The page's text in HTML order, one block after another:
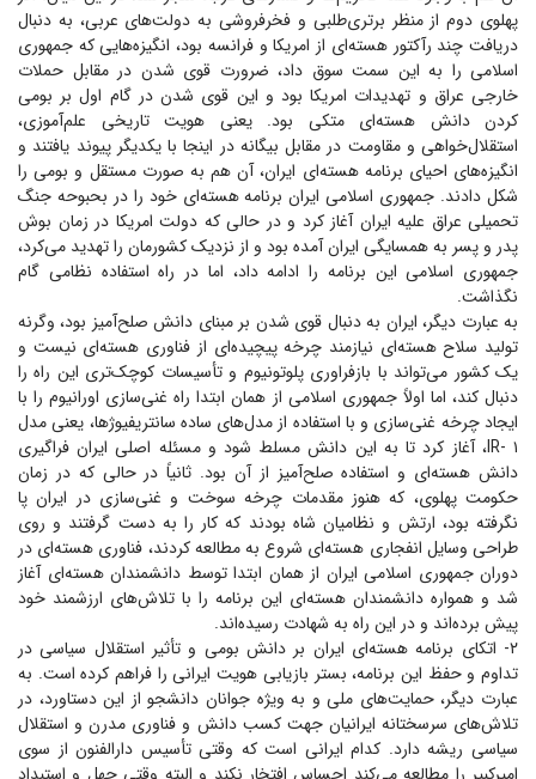
پهلوی دوم از منظر برتری‌طلبی و فخرفروشی به دولت‌های عربی، به دنبال
دریافت چند رآکتور هسته‌ای از امریکا و فرانسه بود، انگیزه‌هایی که جمهوری
اسلامی را به این سمت سوق داد، ضرورت قوی شدن در مقابل حملات
خارجی عراق و تهدیدات امریکا بود و این قوی شدن در گام اول بر بومی
کردن دانش هسته‌ای متکی بود. یعنی هویت تاریخی علم‌آموزی،
استقلال‌خواهی و مقاومت در مقابل بیگانه در اینجا با یکدیگر پیوند یافتند و
انگیزه‌های احیای برنامه هسته‌ای ایران، آن هم به صورت مستقل و بومی را
شکل دادند. جمهوری اسلامی ایران برنامه هسته‌ای خود را در بحبوحه جنگ
تحمیلی عراق علیه ایران آغاز کرد و در حالی که دولت امریکا در زمان بوش
پدر و پسر به همسایگی ایران آمده بود و از نزدیک کشورمان را تهدید می‌کرد،
جمهوری اسلامی این برنامه را ادامه داد، اما در راه استفاده نظامی گام
نگذاشت.
به عبارت دیگر، ایران به دنبال قوی شدن بر مبنای دانش صلح‌آمیز بود، وگرنه
تولید سلاح هسته‌ای نیازمند چرخه پیچیده‌ای از فناوری هسته‌ای نیست و
یک کشور می‌تواند با بازفراوری پلوتونیوم و تأسیسات کوچک‌تری این راه را
دنبال کند، اما اولاً جمهوری اسلامی از همان ابتدا راه غنی‌سازی اورانیوم را با
ایجاد چرخه غنی‌سازی و با استفاده از مدل‌های ساده سانتریفیوژها، یعنی مدل
IR- ۱، آغاز کرد تا به این دانش مسلط شود و مسئله اصلی ایران فراگیری
دانش هسته‌ای و استفاده صلح‌آمیز از آن بود. ثانیاً در حالی که در زمان
حکومت پهلوی، که هنوز مقدمات چرخه سوخت و غنی‌سازی در ایران پا
نگرفته بود، ارتش و نظامیان شاه بودند که کار را به دست گرفتند و روی
طراحی وسایل انفجاری هسته‌ای شروع به مطالعه کردند، فناوری هسته‌ای در
دوران جمهوری اسلامی ایران از همان ابتدا توسط دانشمندان هسته‌ای آغاز
شد و همواره دانشمندان هسته‌ای این برنامه را با تلاش‌های ارزشمند خود
پیش برده‌اند و در این راه به شهادت رسیده‌اند.
۲- اتکای برنامه هسته‌ای ایران بر دانش بومی و تأثیر استقلال سیاسی در
تداوم و حفظ این برنامه، بستر بازیابی هویت ایرانی را فراهم کرده است. به
عبارت دیگر، حمایت‌های ملی و به ویژه جوانان دانشجو از این دستاورد، در
تلاش‌های سرسختانه ایرانیان جهت کسب دانش و فناوری مدرن و استقلال
سیاسی ریشه دارد. کدام ایرانی است که وقتی تأسیس دارالفنون از سوی